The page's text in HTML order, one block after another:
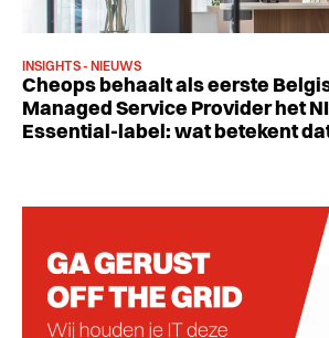
INSIGHTS - NIEUWS
Cheops behaalt als eerste
Managed Service Provider het
Essential-label: wat betekent